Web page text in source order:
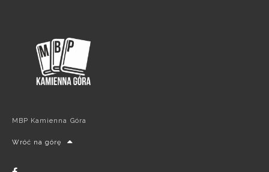
MBP Kamienna Góra
Wróć na górę